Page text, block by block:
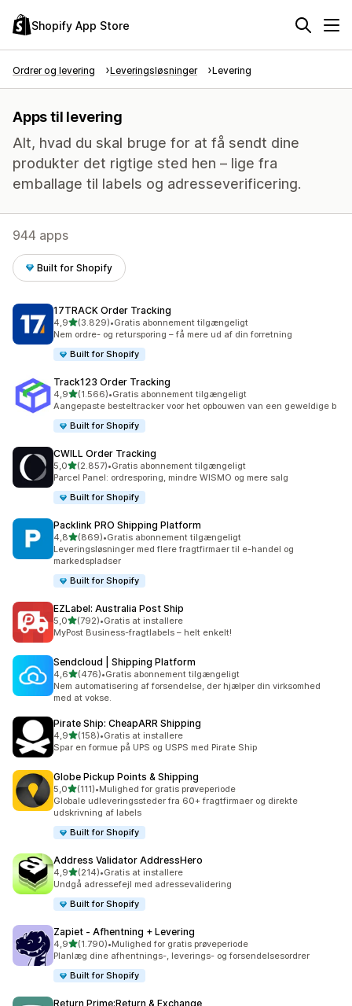
Shopify App Store
Ordrer og levering Leveringsløsninger Levering
Apps til levering
Alt, hvad du skal bruge for at få sendt dine
produkter det rigtige sted hen – lige fra
emballage til labels og adresseverificering.
944 apps
Built for Shopify
17TRACK Order Tracking
4,9ud af 5 stjerner
(3.829)
3829 anmeldelser i alt
•Gratis abonnement tilgængeligt
Nem ordre- og retursporing – få mere ud af din forretning
Built for Shopify
Track123 Order Tracking
4,9ud af 5 stjerner
(1.566)
1566 anmeldelser i alt
•Gratis abonnement tilgængeligt
Aangepaste besteltracker voor het opbouwen van een geweldige b
Built for Shopify
CWILL Order Tracking
5,0ud af 5 stjerner
(2.857)
2857 anmeldelser i alt
•Gratis abonnement tilgængeligt
Parcel Panel: ordresporing, mindre WISMO og mere salg
Built for Shopify
Packlink PRO Shipping Platform
4,8ud af 5 stjerner
(869)
869 anmeldelser i alt
•Gratis abonnement tilgængeligt
Leveringsløsninger med flere fragtfirmaer til e-handel og
markedspladser
Built for Shopify
EZLabel: Australia Post Ship
5,0ud af 5 stjerner
(792)
792 anmeldelser i alt
•Gratis at installere
MyPost Business-fragtlabels – helt enkelt!
Sendcloud | Shipping Platform
4,6ud af 5 stjerner
(476)
476 anmeldelser i alt
•Gratis abonnement tilgængeligt
Nem automatisering af forsendelse, der hjælper din virksomhed
med at vokse.
Pirate Ship: CheapARR Shipping
4,9ud af 5 stjerner
(158)
158 anmeldelser i alt
•Gratis at installere
Spar en formue på UPS og USPS med Pirate Ship
Globe Pickup Points & Shipping
5,0ud af 5 stjerner
(111)
111 anmeldelser i alt
•Mulighed for gratis prøveperiode
Globale udleveringssteder fra 60+ fragtfirmaer og direkte
udskrivning af labels
Built for Shopify
Address Validator AddressHero
4,9ud af 5 stjerner
(214)
214 anmeldelser i alt
•Gratis at installere
Undgå adressefejl med adressevalidering
Built for Shopify
Zapiet ‑ Afhentning + Levering
4,9ud af 5 stjerner
(1.790)
1790 anmeldelser i alt
•Mulighed for gratis prøveperiode
Planlæg dine afhentnings-, leverings- og forsendelsesordrer
Built for Shopify
Return Prime:Return & Exchange